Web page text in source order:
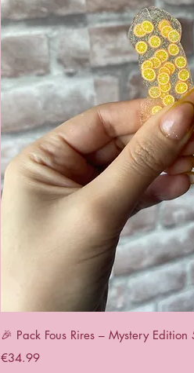
Quick
🎉 Pack Fous Rires – Mystery Edition
Price
€34.99